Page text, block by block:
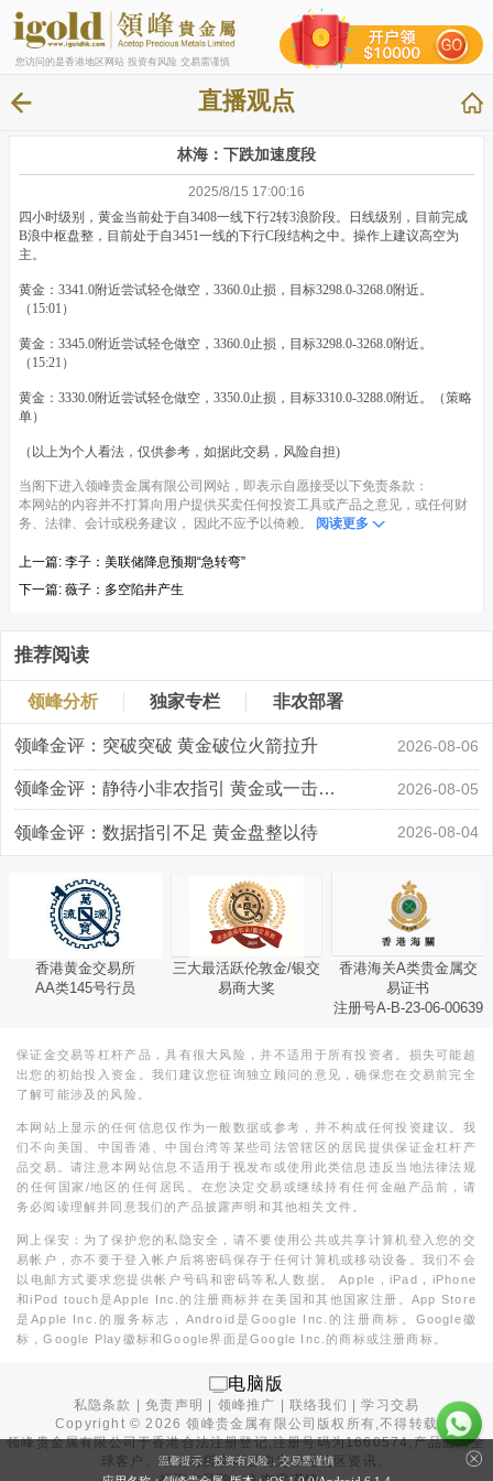
您访问的是香港地区网站 投资有风险 交易需谨慎
直播观点
林海：下跌加速度段
2025/8/15 17:00:16
四小时级别，黄金当前处于自3408一线下行2转3浪阶段。日线级别，目前完成
B浪中枢盘整，目前处于自3451一线的下行C段结构之中。操作上建议高空为
主。
黄金：3341.0附近尝试轻仓做空，3360.0止损，目标3298.0-3268.0附近。
（15:01）
黄金：3345.0附近尝试轻仓做空，3360.0止损，目标3298.0-3268.0附近。
（15:21）
黄金：3330.0附近尝试轻仓做空，3350.0止损，目标3310.0-3288.0附近。（策略
单）
（以上为个人看法，仅供参考，如据此交易，风险自担)
当阁下进入领峰贵金属有限公司网站，即表示自愿接受以下免责条款：
本网站的内容并不打算向用户提供买卖任何投资工具或产品之意见，或任何财
务、法律、会计或税务建议， 因此不应予以倚赖。
阅读更多
上一篇: 李子：美联储降息预期“急转弯”
下一篇: 薇子：多空陷井产生
推荐阅读
领峰分析 独家专栏 非农部署
领峰金评：突破突破 黄金破位火箭拉升 2026-08-06
领峰金评：静待小非农指引 黄金或一击破局 2026-08-05
领峰金评：数据指引不足 黄金盘整以待 2026-08-04
香港黄金交易所
AA类145号行员
三大最活跃伦敦金/银交
易商大奖
香港海关A类贵金属交
易证书
注册号A-B-23-06-00639
保证金交易等杠杆产品，具有很大风险，并不适用于所有投资者。损失可能超
出您的初始投入资金。我们建议您征询独立顾问的意见，确保您在交易前完全
了解可能涉及的风险。
本网站上显示的任何信息仅作为一般数据或参考，并不构成任何投资建议。我
们不向美国、中国香港、中国台湾等某些司法管辖区的居民提供保证金杠杆产
品交易。请注意本网站信息不适用于视发布或使用此类信息违反当地法律法规
的任何国家/地区的任何居民。在您决定交易或继续持有任何金融产品前，请
务必阅读理解并同意我们的产品披露声明和其他相关文件。
网上保安：为了保护您的私隐安全，请不要使用公共或共享计算机登入您的交
易帐户，亦不要于登入帐户后将密码保存于任何计算机或移动设备。我们不会
以电邮方式要求您提供帐户号码和密码等私人数据。 Apple，iPad，iPhone
和iPod touch是Apple Inc.的注册商标并在美国和其他国家注册。App Store
是Apple Inc.的服务标志，Android是Google Inc.的注册商标。Google徽
标，Google Play徽标和Google界面是Google Inc.的商标或注册商标。
电脑版
私隐条款 |免责声明 领峰推广 |联络我们 |学习交易
Copyright ©2026 领峰贵金属有限公司版权所有,不得转载
领峰贵金属有限公司于香港合法注册登记,注册号码为1660574,产品面向全
球客户。本站内所有内容均为香港地区资讯。
温馨提示：投资有风险，交易需谨慎